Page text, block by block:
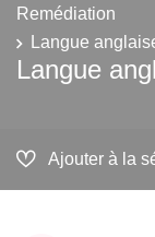
Remédiation
Langue
Langue
Ajouter à la